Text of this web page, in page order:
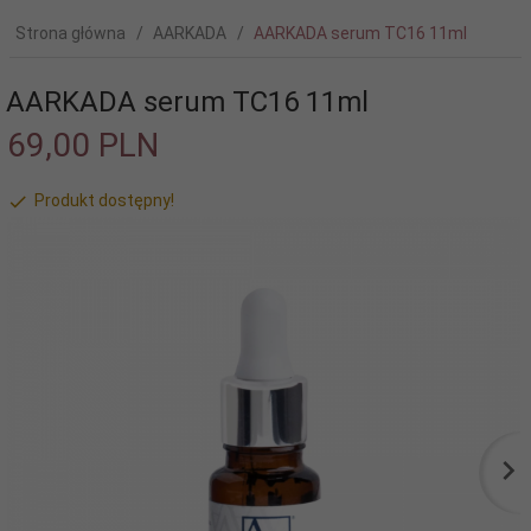
Strona główna AARKADA AARKADA serum TC16 11ml
AARKADA serum TC16 11ml
69,00 PLN
Produkt dostępny!